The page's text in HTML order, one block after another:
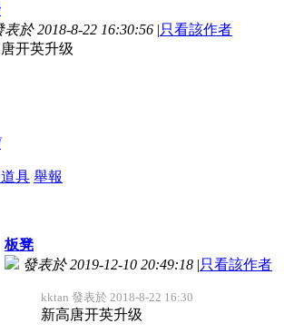
表於 2018-8-22 16:30:56 |只看該作者
开英升级
具 舉報
板凳
發表於 2019-12-10 20:49:18 |只看該作者
kktan 發表於 2018-8-22 16:30
新高唐开英升级